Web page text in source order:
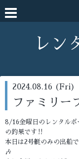
レン
2024.08.16 (Fri)
ファミリー
8/16金曜日のレンタルボ
の釣果です‼️
本日は2号艇のみの出船
🎶